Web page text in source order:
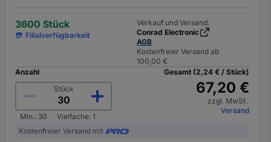
3600 Stück
Filialverfügbarkeit
Verkauf und Versand:
Conrad Electronic
AGB
Kostenfreier Versand ab
100,00 €
Anzahl
Stück
Min.: 30 Vielfache: 1
Gesamt (2,24 € / Stück)
67,20 €
zzgl. MwSt.
Versand
Kostenfreier Versand mit